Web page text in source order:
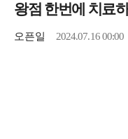
왕점 한번에 치료하
오픈일 2024.07.16 00:00